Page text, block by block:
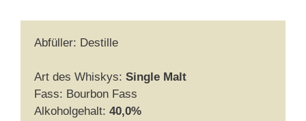
Abfüller: Destille
Art des Whiskys: Single Malt
Fass: Bourbon Fass
Alkoholgehalt: 40,0%